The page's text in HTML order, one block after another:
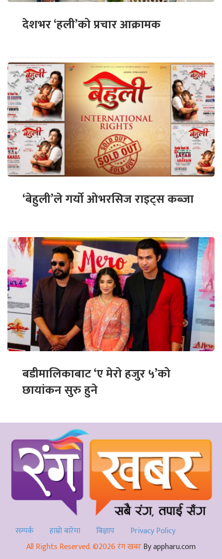
देशभर ‘हली’को प्रचार आक्रामक
‘बेहुली’ले गर्यो ओभरसिज राइट्स कब्जा
बडीमालिकाबाट ‘ए मेरो हजुर ५’को
छायांकन सुरु हुने
सम्पर्क हाम्रो बारेमा बिज्ञाप
Privacy Policy
All Rights Reserved. ©2026 रंग खबरBy appharu.com